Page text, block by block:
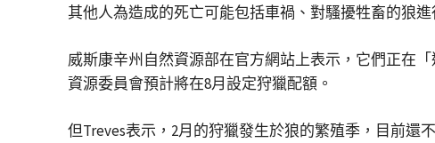
其他人為造成的死亡可能包括車禍、對騷擾牲畜的狼
威斯康辛州自然資源部在官方網站上表示，它們正在
資源委員會預計將在8月設定狩獵配額。
但Treves表示，2月的狩獵發生於狼的繁殖季，目前